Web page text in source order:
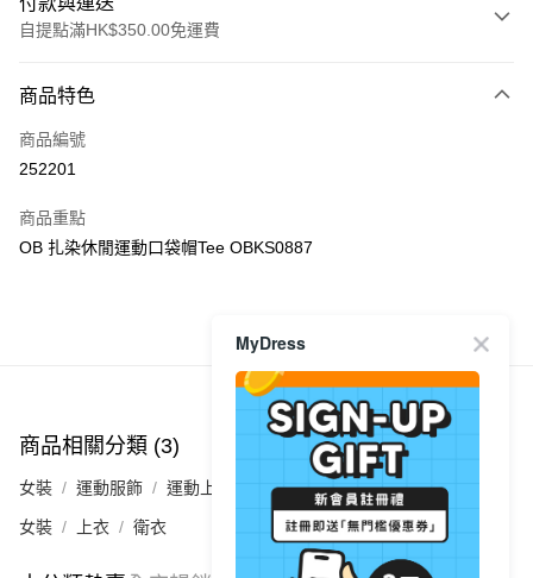
自提點滿HK$350.00免運費
信用卡
Apple Pay
PayMe
每筆HK$40.00，滿HK$350.00或以上免運費
付款後順豐站及營業點
每筆HK$40.00，滿HK$350.00或以上免運費
付款後順豐合作便利店
每筆HK$40.00，滿HK$350.00或以上免運費
商品特色
商品編號
252201
商品重點
OB 扎染休閒運動口袋帽Tee OBKS0887
商品推薦
商品相關分類 (3)
女裝 運動服飾 運動上衣
女裝 上衣 衛衣
MyDress